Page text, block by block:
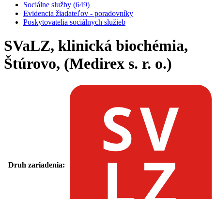
Sociálne služby (649)
Evidencia žiadateľov - poradovníky
Poskytovatelia sociálnych služieb
SVaLZ, klinická biochémia,
Štúrovo, (Medirex s. r. o.)
Druh zariadenia: